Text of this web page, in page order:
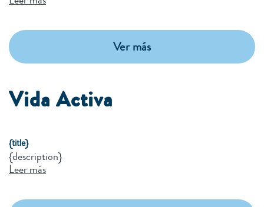
Ver más
Vida Activa
{title}
{description}
Leer más